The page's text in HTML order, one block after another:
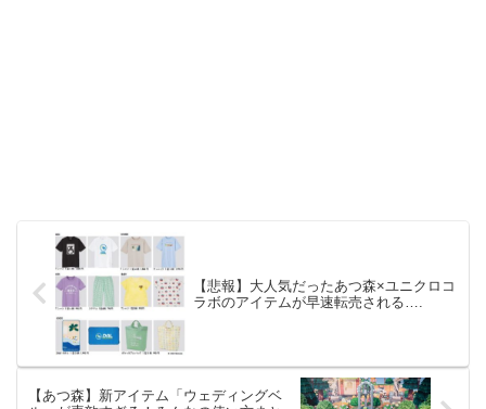
【悲報】大人気だったあつ森×ユニクロコ
ラボのアイテムが早速転売される….
【あつ森】新アイテム「ウェディングベ